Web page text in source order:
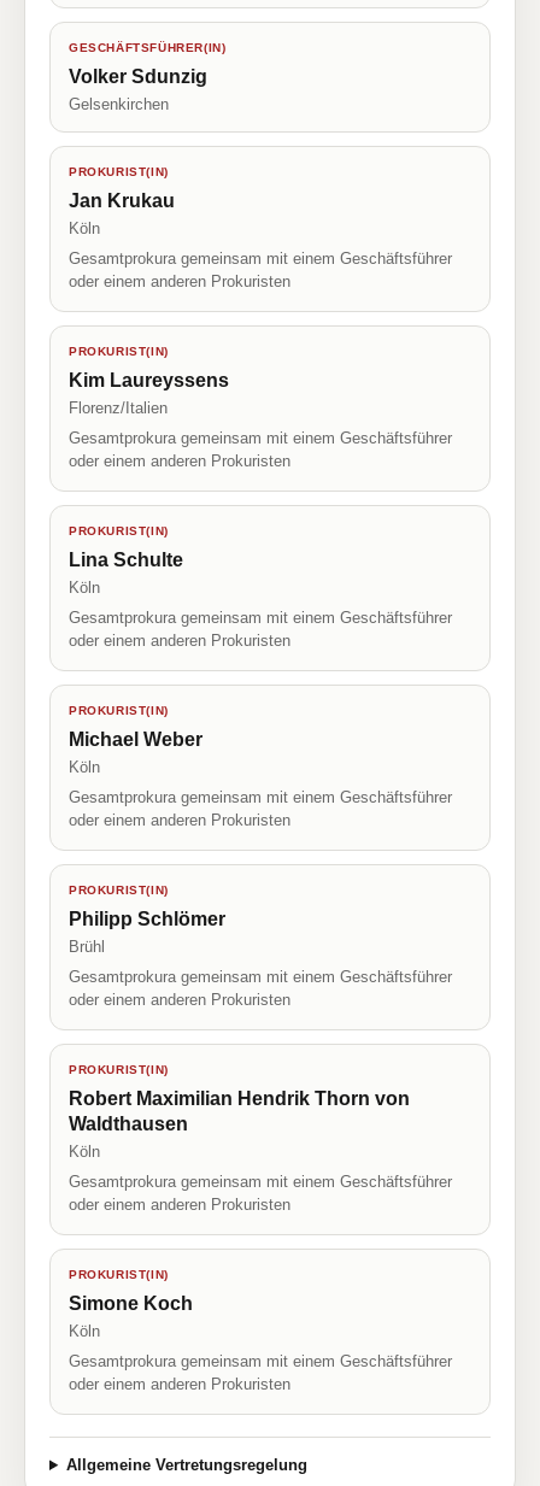
GESCHÄFTSFÜHRER(IN)
Volker Sdunzig
Gelsenkirchen
PROKURIST(IN)
Jan Krukau
Köln
Gesamtprokura gemeinsam mit einem Geschäftsführer
oder einem anderen Prokuristen
PROKURIST(IN)
Kim Laureyssens
Florenz/Italien
Gesamtprokura gemeinsam mit einem Geschäftsführer
oder einem anderen Prokuristen
PROKURIST(IN)
Lina Schulte
Köln
Gesamtprokura gemeinsam mit einem Geschäftsführer
oder einem anderen Prokuristen
PROKURIST(IN)
Michael Weber
Köln
Gesamtprokura gemeinsam mit einem Geschäftsführer
oder einem anderen Prokuristen
PROKURIST(IN)
Philipp Schlömer
Brühl
Gesamtprokura gemeinsam mit einem Geschäftsführer
oder einem anderen Prokuristen
PROKURIST(IN)
Robert Maximilian Hendrik Thorn von
Waldthausen
Köln
Gesamtprokura gemeinsam mit einem Geschäftsführer
oder einem anderen Prokuristen
PROKURIST(IN)
Simone Koch
Köln
Gesamtprokura gemeinsam mit einem Geschäftsführer
oder einem anderen Prokuristen
Allgemeine Vertretungsregelung